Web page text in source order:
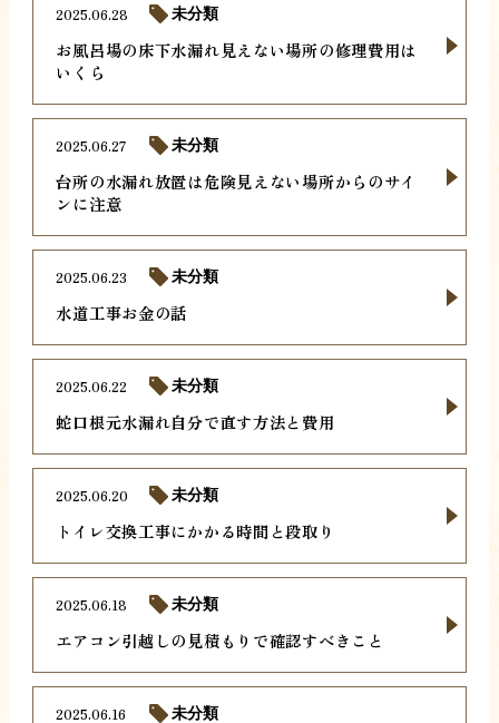
お風呂場の床下水漏れ見えない場所の修理費用は
いくら
2025.06.28 未分類
台所の水漏れ放置は危険見えない場所からのサイ
ンに注意
2025.06.27 未分類
水道工事お金の話
2025.06.23 未分類
蛇口根元水漏れ自分で直す方法と費用
2025.06.22 未分類
トイレ交換工事にかかる時間と段取り
2025.06.20 未分類
エアコン引越しの見積もりで確認すべきこと
2025.06.18 未分類
2025.06.16 未分類